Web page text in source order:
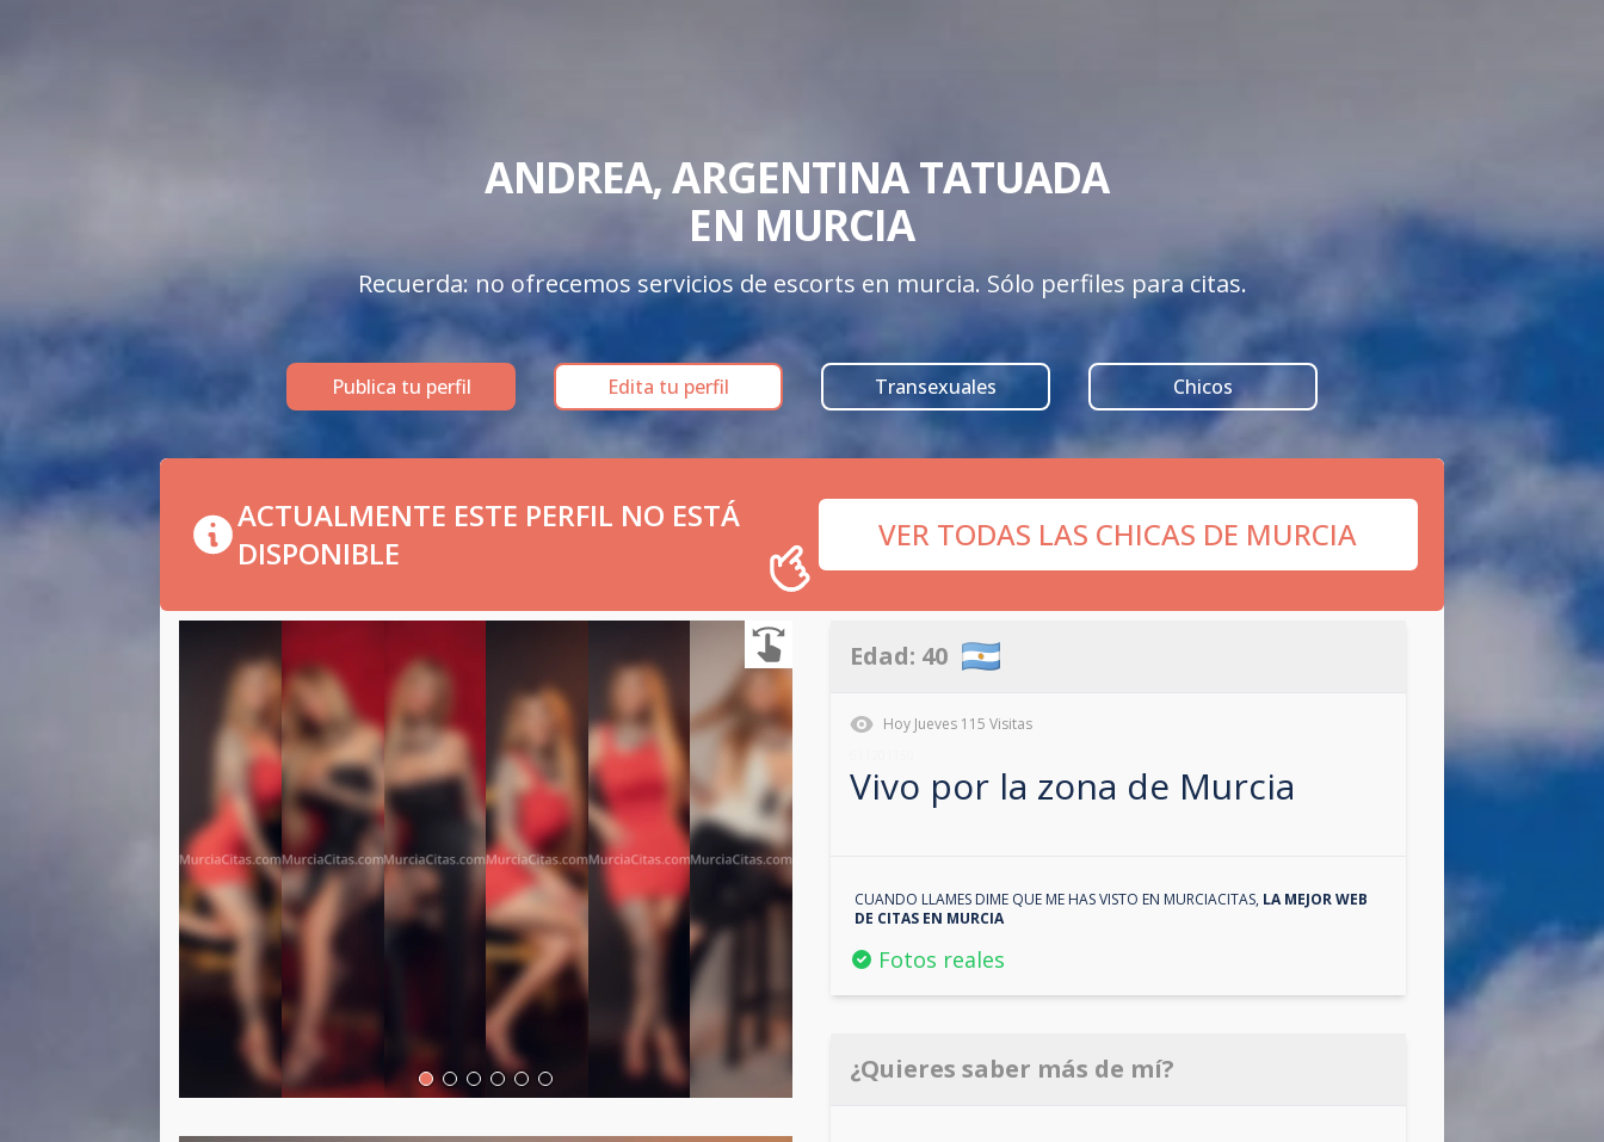
ANDREA, ARGENTINA TATUADA
EN MURCIA
Recuerda: no ofrecemos servicios de escorts en murcia. Sólo perfiles para citas.
Publica tu perfil Edita tu perfil Transexuales Chicos
ACTUALMENTE ESTE PERFIL NO ESTÁ
DISPONIBLE
VER TODAS LAS CHICAS DE MURCIA
Edad: 40
Hoy Jueves 115 Visitas
Vivo por la zona de Murcia
CUANDO LLAMES DIME QUE ME HAS VISTO EN MURCIACITAS, LA MEJOR WEB
DE CITAS EN MURCIA
Fotos reales
¿Quieres saber más de mí?